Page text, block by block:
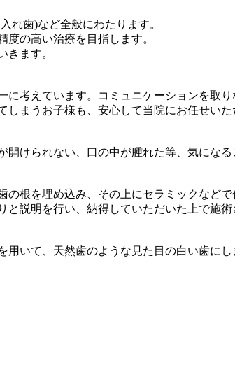
れ歯)など全般にわたります。
の高い治療を目指します。
きます。
考えています。コミュニケーションを取
まうお子様も、安心して当院にお任せいた
けられない、口の中が腫れた等、気になる
根を埋め込み、その上にセラミックなど
説明を行い、納得していただいた上で施術
いて、天然歯のような見た目の白い歯に